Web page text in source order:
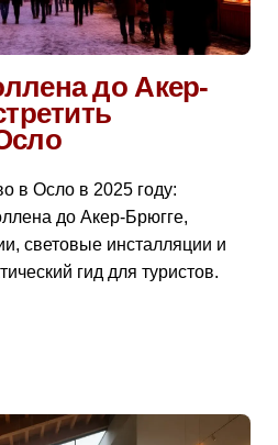
до Акер-
в Осло в 2025 году:
до Акер-Брюгге,
световые инсталляции и
гид для туристов.